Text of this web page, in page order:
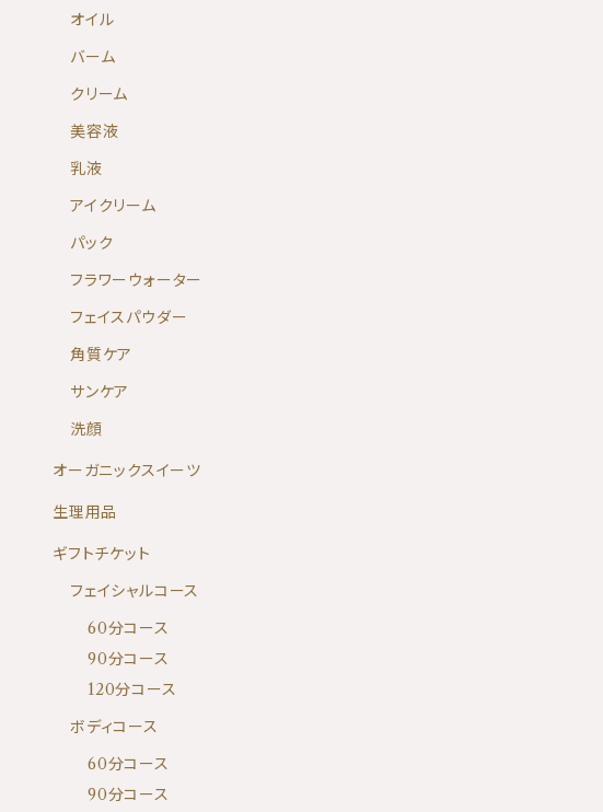
オイル
バーム
クリーム
美容液
乳液
アイクリーム
パック
フラワーウォーター
フェイスパウダー
角質ケア
サンケア
洗顔
オーガニックスイーツ
生理用品
ギフトチケット
フェイシャルコース
60分コース
90分コース
120分コース
ボディコース
60分コース
90分コース